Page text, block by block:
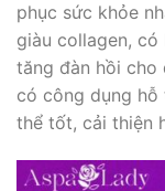
phục sức khỏe
giàu collagen,
tăng đàn hồi cho
có công dụng
thể tốt, cải thiện